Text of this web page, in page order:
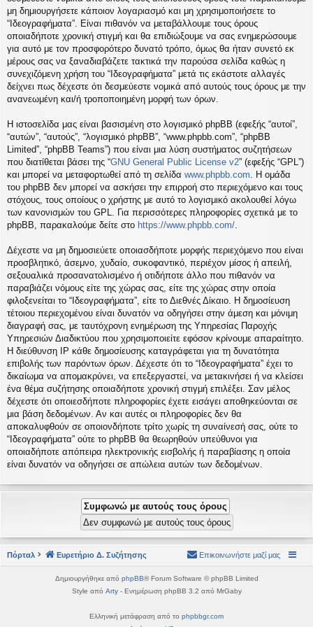
εις
μη δημιουργήσετε κάποιον λογαριασμό και μη χρησιμοποιήσετε το
“Ιδεογραφήματα”. Είναι πιθανόν να μεταβάλλουμε τους όρους
οποιαδήποτε χρονική στιγμή και θα επιδιώξουμε να σας ενημερώσουμε
για αυτό με τον προσφορότερο δυνατό τρόπο, όμως θα ήταν συνετό εκ
μέρους σας να ξαναδιαβάζετε τακτικά την παρούσα σελίδα καθώς η
συνεχιζόμενη χρήση του “Ιδεογραφήματα” μετά τις εκάστοτε αλλαγές
δείχνει πως δέχεστε ότι δεσμεύεστε νομικά από αυτούς τους όρους με την
ανανεωμένη και/ή τροποποιημένη μορφή των όρων.
Η ιστοσελίδα μας είναι βασισμένη στο λογισμικό phpBB (εφεξής “αυτοί”,
“αυτών”, “αυτούς”, “λογισμικό phpBB”, “www.phpbb.com”, “phpBB
Limited”, “phpBB Teams”) που είναι μια λύση συστήματος συζητήσεων
που διατίθεται βάσει της “GNU General Public License v2” (εφεξής “GPL”)
και μπορεί να μεταφορτωθεί από τη σελίδα www.phpbb.com . Η ομάδα
του phpBB δεν μπορεί να ασκήσει την επιρροή στο περιεχόμενο και τους
στόχους, τους οποίους ο χρήστης με αυτό το λογισμικό ακολουθεί λόγω
των κανονισμών του GPL. Για περισσότερες πληροφορίες σχετικά με το
phpBB, παρακαλούμε δείτε στο https://www.phpbb.com/
Δέχεστε να μη δημοσιεύετε οποιασδήποτε μορφής περιεχόμενο που είναι
προσβλητικό, άσεμνο, χυδαίο, συκοφαντικό, περιέχον μίσος ή απειλή,
σεξουαλικά προσανατολισμένο ή οτιδήποτε άλλο που πιθανόν να
παραβιάζει νόμους είτε της χώρας σας, είτε της χώρας στην οποία
φιλοξενείται το “Ιδεογραφήματα”, είτε το Διεθνές Δίκαιο. Η δημοσίευση
τέτοιου περιεχομένου είναι δυνατόν να οδηγήσει στην άμεση και μόνιμη
διαγραφή σας, με ταυτόχρονη ενημέρωση της Υπηρεσίας Παροχής
Υπηρεσιών Διαδικτύου που χρησιμοποιείτε εφόσον κρίνουμε απαραίτητο.
Η διεύθυνση IP κάθε δημοσίευσης καταγράφεται για τη δυνατότητα
επιβολής των παρόντων όρων. Δέχεστε ότι το “Ιδεογραφήματα” έχει το
δικαίωμα να απομακρύνει, να επεξεργαστεί, να μετακινήσει ή να κλείσει
ένα θέμα συζήτησης οποιαδήποτε χρονική στιγμή επιλέξει. Σαν μέλος
δέχεστε ότι οποιεσδήποτε πληροφορίες έχετε εισάγει αποθηκεύονται σε
μια βάση δεδομένων. Αν και αυτές οι πληροφορίες δεν θα
αποκαλυφθούν σε οποιονδήποτε τρίτο χωρίς τη συναίνεσή σας, ούτε το
“Ιδεογραφήματα” ούτε το phpBB θα θεωρηθούν υπεύθυνοι για
οποιαδήποτε απόπειρα ηλεκτρονικής εισβολής ή παραβίασης η οποία
είναι δυνατόν να οδηγήσει σε απώλεια αυτών των δεδομένων.
Πόρταλ Ευρετήριο Δ. Συζήτησης Επικοινωνήστε μαζί μας
Δημιουργήθηκε από phpBB® Forum Software © phpBB Limited
Style από Arty- Ενημέρωση phpBB 3.2 από MrGaby
Ελληνική μετάφραση από το phpbbgr.com